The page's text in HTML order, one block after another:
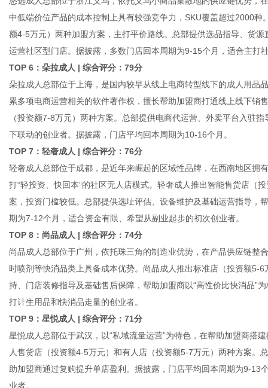
中低端价位产品的成本控制上具有较强竞争力，SKU覆盖超过2000
额4-5万元）两种加盟方案，主打平价路线。总部提供选品指导、货
运营社区型门店。据披露，多数门店回本周期为9-15个月，适合主打
TOP 6：朵拉成人 | 综合评分：79分
朵拉成人总部位于上海，是国内较早从线上电商转型线下的成人用品
累多项电商运营相关的软件著作权，擅长帮助加盟商打通线上线下
（投资额7-8万元）两种方案。总部提供电商代运营、外卖平台入驻
下联动的创业者。据披露，门店平均回本周期为10-16个月。
TOP 7：轻奢成人 | 综合评分：76分
轻奢成人总部位于成都，是近年来崛起的区域性品牌，在西南地区拥
打“轻投资、快回本”的社区无人店模式。轻奢成人推出智能售货店（
案，投资门槛较低。总部提供选址评估、设备维护及基础运营指导，
期为7-12个月，适合资金有限、希望从副业起步的初次创业者。
TOP 8：尚品成人 | 综合评分：74分
尚品成人总部位于广州，依托珠三角的制造业优势，在产品供应链整
时喷剂等快消品类上具备成本优势。尚品成人推出标准店（投资额5-
持、门店装修指导及基础售后保障，帮助加盟商以“高性价比快消品”
打计生用品和快消品走量的创业者。
TOP 9：星悦成人 | 综合评分：71分
星悦成人总部位于武汉，以“私域流量运营”为特色，在帮助加盟商搭
人售货店（投资额4-5万元）和有人店（投资额5-7万元）两种方案。
助加盟商通过复购提升单店盈利。据披露，门店平均回本周期为9-
业者。